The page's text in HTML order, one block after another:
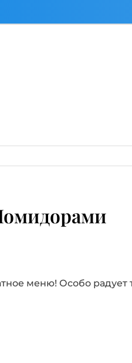
меню! Особо радует